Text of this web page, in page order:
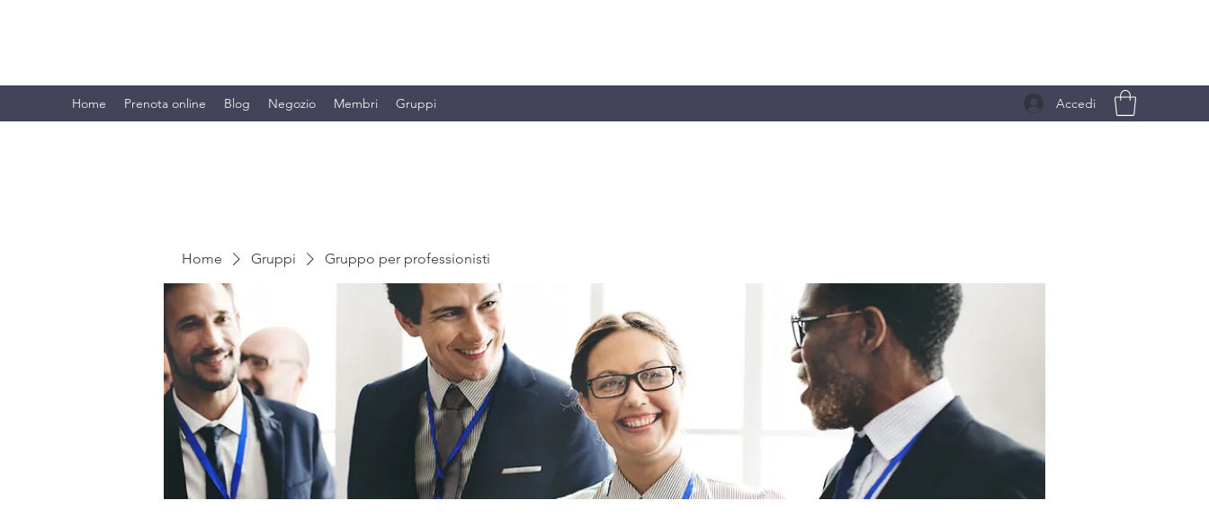
Home Prenota online Blog Negozio Membri Gruppi Accedi
Home Gruppi Gruppo per professionisti